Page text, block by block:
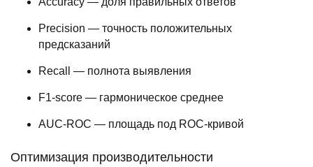
Precision — точность положительных
предсказаний
Recall — полнота выявления
F1-score — гармоническое среднее
AUC-ROC — площадь под ROC-кривой
Оптимизация производительности